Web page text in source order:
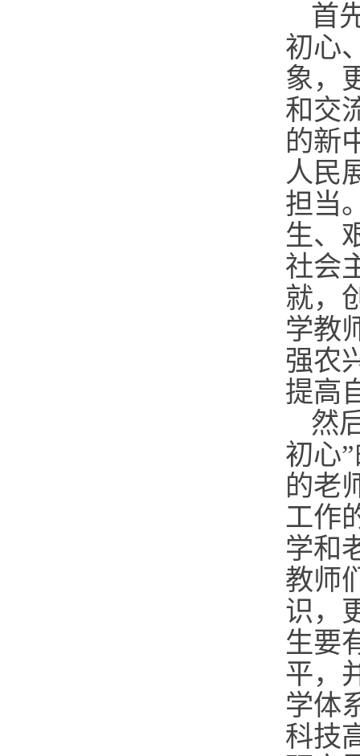
首
初心
象，
和交
的新
人民
担当
生、
社会
就，
学教
强农
提高
然
初心
的老
工作
学和
教师
识，
生要
平，
学体
科技